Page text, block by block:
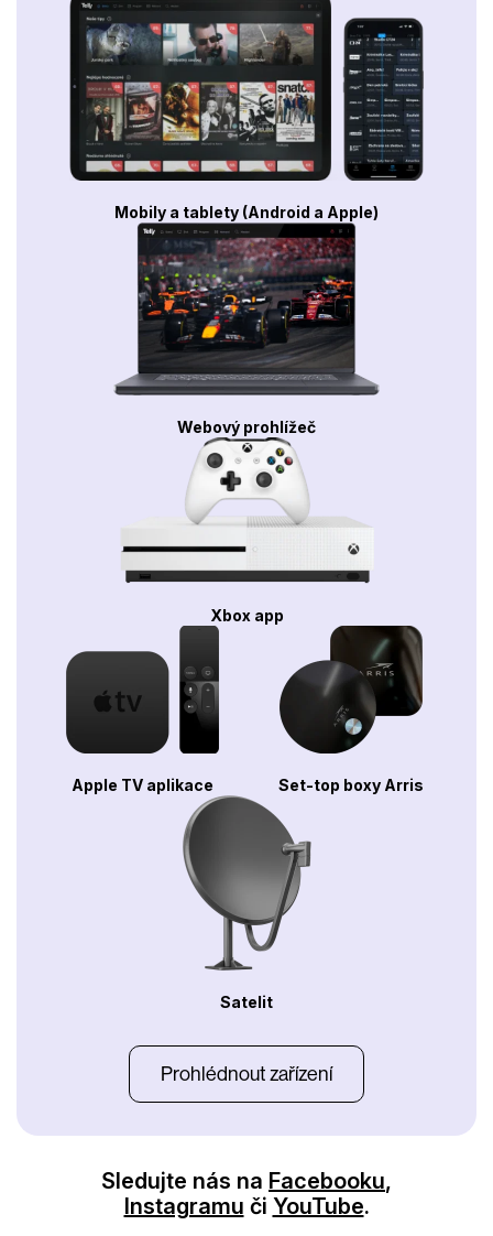
Mobily a tablety (Android a Apple)
Webový prohlížeč
Xbox app
Apple TV aplikace Set-top boxy Arris
Satelit
Prohlédnout zařízení
Sledujte nás na Facebooku,
Instagramu či YouTube.